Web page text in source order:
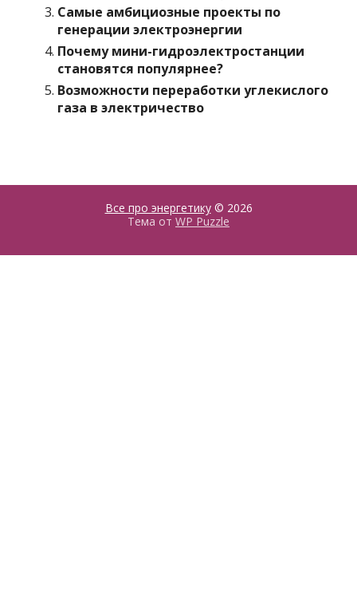
Самые амбициозные проекты по
генерации электроэнергии
Почему мини-гидроэлектростанции
становятся популярнее?
Возможности переработки углекислого
газа в электричество
Все про энергетику© 2026
Тема от WP Puzzle